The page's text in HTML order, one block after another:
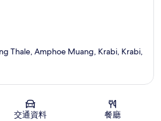
Thale, Amphoe Muang, Krabi, Krabi,
交通資料 餐廳